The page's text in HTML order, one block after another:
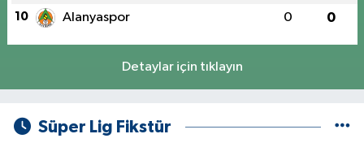
10 Alanyaspor 0 0
Detaylar için tıklayın
Süper Lig Fikstür